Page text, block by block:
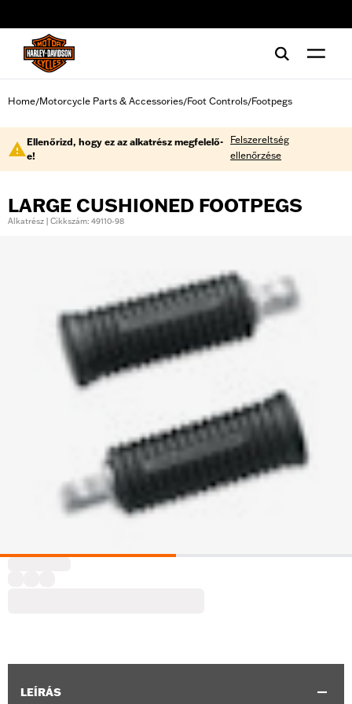
Home/Motorcycle Parts & Accessories/Foot Controls/Footpegs
Ellenőrizd, hogy ez az alkatrész megfelelő-
e!
Felszereltség
ellenőrzése
LARGE CUSHIONED FOOTPEGS
Alkatrész | Cikkszám: 49110-98
LEÍRÁS